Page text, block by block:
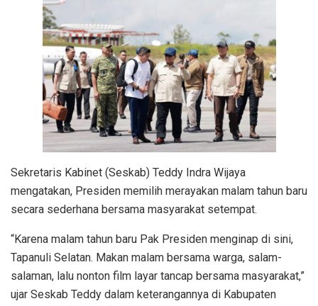
Sekretaris Kabinet (Seskab) Teddy Indra Wijaya
mengatakan, Presiden memilih merayakan malam tahun baru
secara sederhana bersama masyarakat setempat.
“Karena malam tahun baru Pak Presiden menginap di sini,
Tapanuli Selatan. Makan malam bersama warga, salam-
salaman, lalu nonton film layar tancap bersama masyarakat,”
ujar Seskab Teddy dalam keterangannya di Kabupaten